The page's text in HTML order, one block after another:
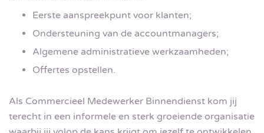
Eerste aanspreekpunt voor klanten;
Ondersteuning van de accountmanagers;
Algemene administratieve werkzaamheden;
Offertes opstellen.
Als Commercieel Medewerker Binnendienst kom jij
terecht in een informele en sterk groeiende organisatie